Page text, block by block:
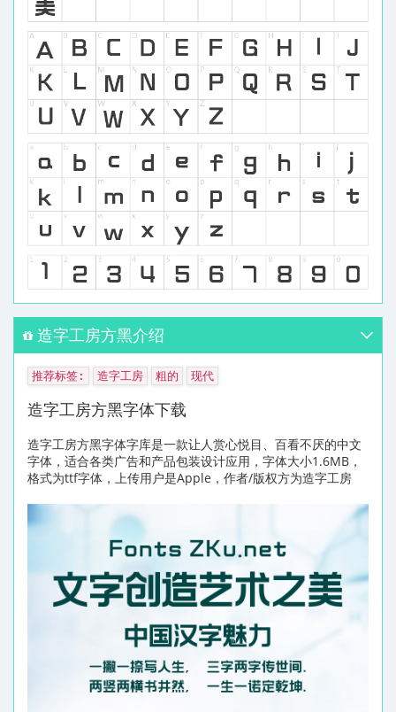
造字工房方黑介绍
推荐标签: 造字工房 粗的 现代
造字工房方黑字体下载
造字工房方黑字体字库是一款让人赏心悦目、百看不厌的中文
字体，适合各类广告和产品包装设计应用，字体大小1.6MB，
格式为ttf字体，上传用户是Apple，作者/版权方为造字工房